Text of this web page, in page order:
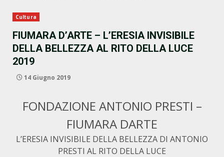
Cultura
FIUMARA D’ARTE – L’ERESIA INVISIBILE
DELLA BELLEZZA AL RITO DELLA LUCE
2019
14 Giugno 2019
FONDAZIONE ANTONIO PRESTI –
FIUMARA DARTE
L’ERESIA INVISIBILE DELLA BELLEZZA DI ANTONIO
PRESTI AL RITO DELLA LUCE